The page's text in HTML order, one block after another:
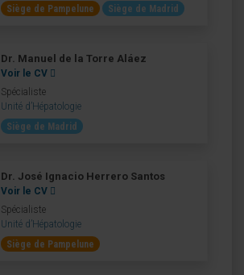
Siège de Pampelune Siège de Madrid
Dr. Manuel de la Torre Aláez
Voir le CV
Spécialiste
Unité d’Hépatologie
Siège de Madrid
Dr. José Ignacio Herrero Santos
Voir le CV
Spécialiste
Unité d’Hépatologie
Siège de Pampelune